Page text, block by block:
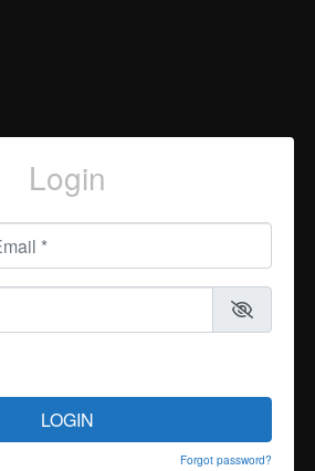
Login
LOGIN
Forgot password?